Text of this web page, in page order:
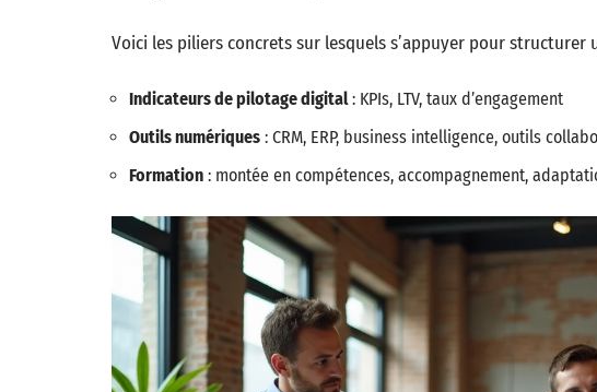
Voici les piliers concrets sur lesquels s’appuyer pour structurer
Indicateurs de pilotage digital: KPIs, LTV, taux d’engagement
Outils numériques : CRM, ERP, business intelligence, outils
Formation : montée en compétences, accompagnement,